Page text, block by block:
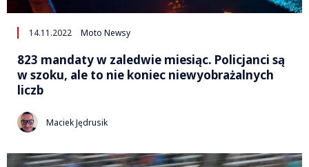
14.11.2022 Moto Newsy
823 mandaty w zaledwie miesiąc. Policjanci są
w szoku, ale to nie koniec niewyobrażalnych
liczb
Maciek Jędrusik